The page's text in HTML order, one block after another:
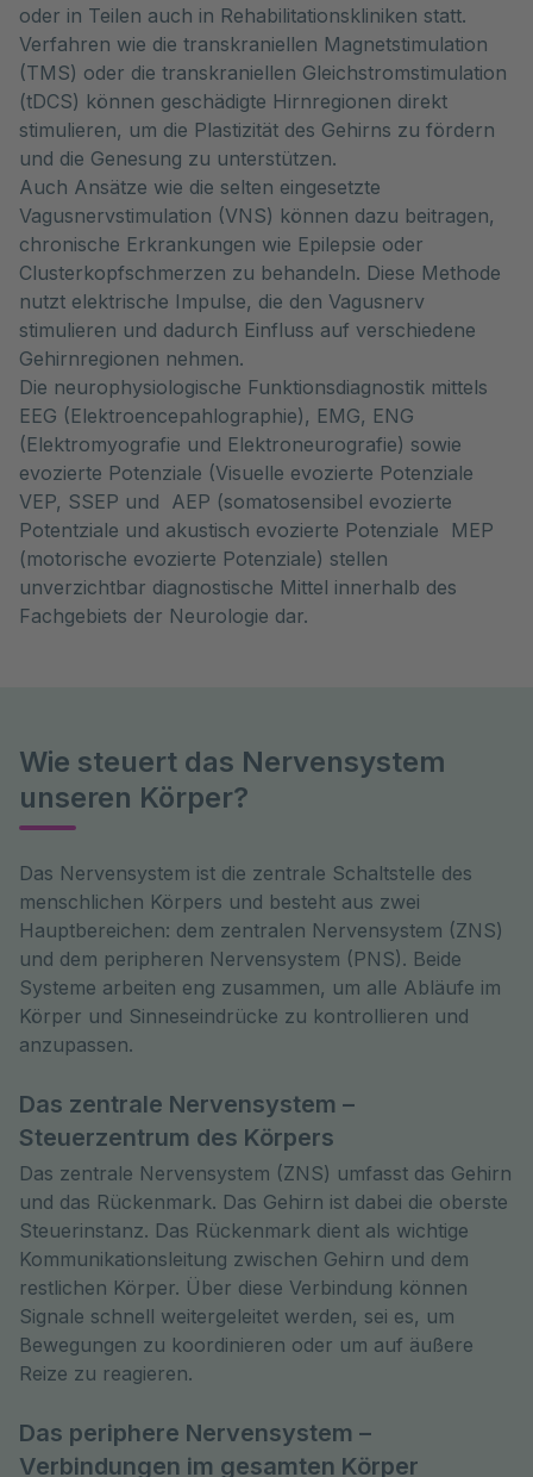
oder in Teilen auch in Rehabilitationskliniken statt.
Verfahren wie die transkraniellen Magnetstimulation
(TMS) oder die transkraniellen Gleichstromstimulation
(tDCS) können geschädigte Hirnregionen direkt
stimulieren, um die Plastizität des Gehirns zu fördern
und die Genesung zu unterstützen.
Auch Ansätze wie die selten eingesetzte
Vagusnervstimulation (VNS) können dazu beitragen,
chronische Erkrankungen wie Epilepsie oder
Clusterkopfschmerzen zu behandeln. Diese Methode
nutzt elektrische Impulse, die den Vagusnerv
stimulieren und dadurch Einfluss auf verschiedene
Gehirnregionen nehmen.
Die neurophysiologische Funktionsdiagnostik mittels
EEG (Elektroencepahlographie), EMG, ENG
(Elektromyografie und Elektroneurografie) sowie
evozierte Potenziale (Visuelle evozierte Potenziale
VEP, SSEP und AEP (somatosensibel evozierte
Potentziale und akustisch evozierte Potenziale MEP
(motorische evozierte Potenziale) stellen
unverzichtbar diagnostische Mittel innerhalb des
Fachgebiets der Neurologie dar.
Wie steuert das Nervensystem
unseren Körper?
Das Nervensystem ist die zentrale Schaltstelle des
menschlichen Körpers und besteht aus zwei
Hauptbereichen: dem zentralen Nervensystem (ZNS)
und dem peripheren Nervensystem (PNS). Beide
Systeme arbeiten eng zusammen, um alle Abläufe im
Körper und Sinneseindrücke zu kontrollieren und
anzupassen.
Das zentrale Nervensystem –
Steuerzentrum des Körpers
Das zentrale Nervensystem (ZNS) umfasst das Gehirn
und das Rückenmark. Das Gehirn ist dabei die oberste
Steuerinstanz. Das Rückenmark dient als wichtige
Kommunikationsleitung zwischen Gehirn und dem
restlichen Körper. Über diese Verbindung können
Signale schnell weitergeleitet werden, sei es, um
Bewegungen zu koordinieren oder um auf äußere
Reize zu reagieren.
Das periphere Nervensystem –
Verbindungen im gesamten Körper